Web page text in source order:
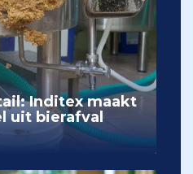
Inditex maakt
uit bierafval